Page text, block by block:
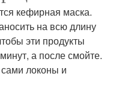
кефирная маска.
на всю длину
эти продукты
а после смойте.
локоны и